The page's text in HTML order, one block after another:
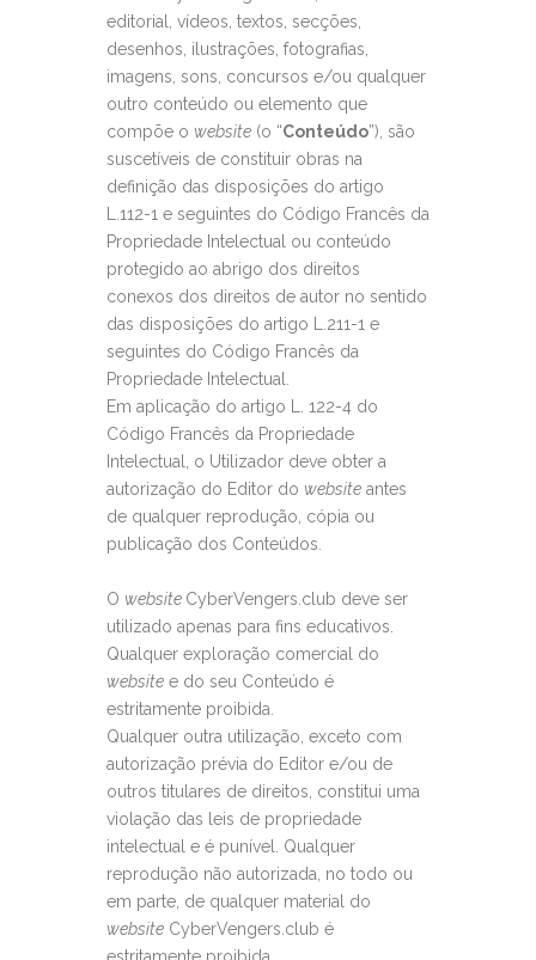
editorial, vídeos, textos, secções,
desenhos, ilustrações, fotografias,
imagens, sons, concursos e/ou qualquer
outro conteúdo ou elemento que
compõe o website (o “Conteúdo”), são
suscetíveis de constituir obras na
definição das disposições do artigo
L.112-1 e seguintes do Código Francês da
Propriedade Intelectual ou conteúdo
protegido ao abrigo dos direitos
conexos dos direitos de autor no sentido
das disposições do artigo L.211-1 e
seguintes do Código Francês da
Propriedade Intelectual.
Em aplicação do artigo L. 122-4 do
Código Francês da Propriedade
Intelectual, o Utilizador deve obter a
autorização do Editor do website antes
de qualquer reprodução, cópia ou
publicação dos Conteúdos.
O website CyberVengers.club deve ser
utilizado apenas para fins educativos.
Qualquer exploração comercial do
website e do seu Conteúdo é
estritamente proibida.
Qualquer outra utilização, exceto com
autorização prévia do Editor e/ou de
outros titulares de direitos, constitui uma
violação das leis de propriedade
intelectual e é punível. Qualquer
reprodução não autorizada, no todo ou
em parte, de qualquer material do
website CyberVengers.club é